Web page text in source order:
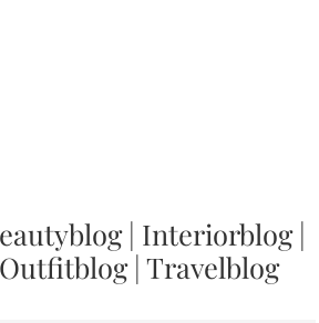
| Interiorblog|
Outfitblog| Travelblog